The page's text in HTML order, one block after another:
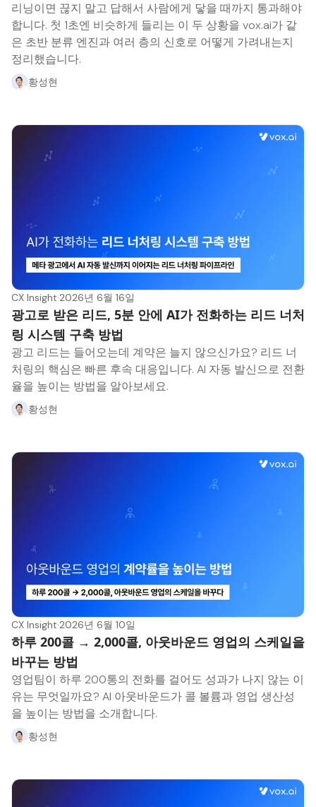
리닝이면 끊지 말고 답해서 사람에게 닿을 때까지 통과해야
합니다. 첫 1초엔 비슷하게 들리는 이 두 상황을 vox.ai가 같
은 초반 분류 엔진과 여러 층의 신호로 어떻게 가려내는지
정리했습니다.
황성현
CX Insight·2026년 6월 16일
광고로 받은 리드, 5분 안에 AI가 전화하는 리드 너처
링 시스템 구축 방법
광고 리드는 들어오는데 계약은 늘지 않으신가요? 리드 너
처링의 핵심은 빠른 후속 대응입니다. AI 자동 발신으로 전환
율을 높이는 방법을 알아보세요.
황성현
CX Insight·2026년 6월 10일
하루 200콜 → 2,000콜, 아웃바운드 영업의 스케일을
바꾸는 방법
영업팀이 하루 200통의 전화를 걸어도 성과가 나지 않는 이
유는 무엇일까요? AI 아웃바운드가 콜 볼륨과 영업 생산성
을 높이는 방법을 소개합니다.
황성현